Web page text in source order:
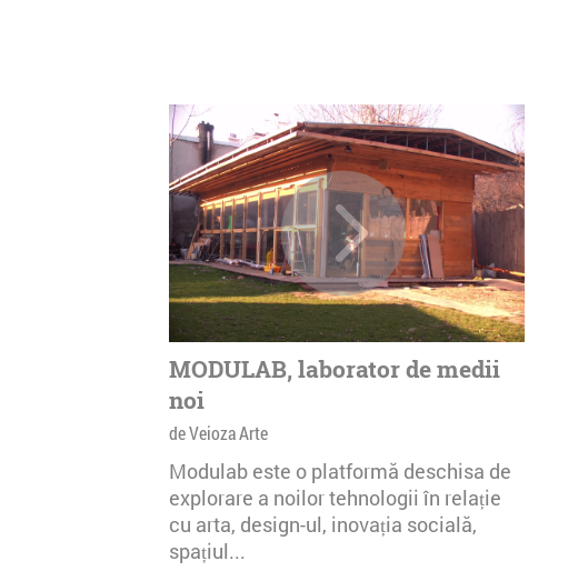
MODULAB, laborator de medii
noi
de Veioza Arte
Modulab este o platformă deschisa de
explorare a noilor tehnologii în relație
cu arta, design-ul, inovația socială,
spațiul...